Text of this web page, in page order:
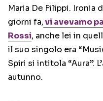
Maria De Filippi. Ironia
giorni fa,vi avevamo
Rossi, anche lei in
il suo singolo era
Spiri si intitola “Aura”.
autunno.